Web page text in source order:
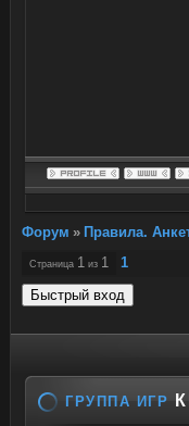
Форум » Правила.
Страница 1 из 1 1
ГРУППА ИГР